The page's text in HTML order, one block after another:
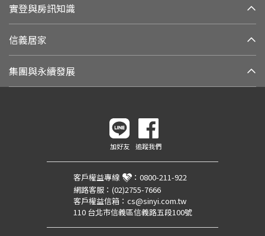
實登與房訊知識
信義居家
集團與永續發展
加好友 追蹤我們
客戶權益專線 ： 0800-211-922
網路客服： (02)2755-7666
客戶權益信箱： cs@sinyi.com.tw
110 台北市信義區信義路五段100號